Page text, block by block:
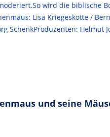
wird die biblische
Lisa Kriegeskotte /
SchenkProduzenten: Helmut
und seine